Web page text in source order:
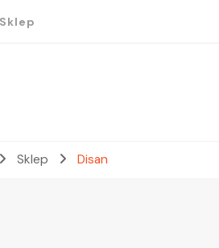
Sklep
Sklep Disan